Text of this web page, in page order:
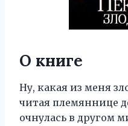
О книге
Ну, какая из меня
читая племяннице
очнулась в другом